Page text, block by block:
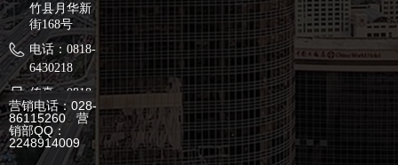
竹县月华新
街168号
电话： 0818-
6430218
传真：0818-
6430663
QQ：
316781407
营销电话：028-
86115260 营
销部QQ：
2248914009